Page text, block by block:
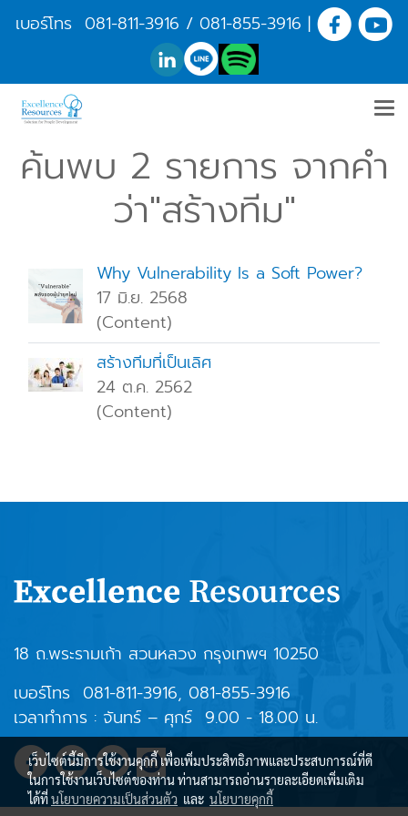
เบอร์โทร 081-811-3916 / 081-855-3916 |
ค้นพบ 2 รายการ จากคำ
ว่า"สร้างทีม"
Why Vulnerability Is a Soft Power?
17 มิ.ย. 2568
(Content)
สร้างทีมที่เป็นเลิศ
24 ต.ค. 2562
(Content)
18 ถ.พระรามเก้า สวนหลวง กรุงเทพฯ 10250
เบอร์โทร 081-811-3916, 081-855-3916
เวลาทำการ : จันทร์ – ศุกร์ 9.00 - 18.00 น.
เว็บไซต์นี้มีการใช้งานคุกกี้ เพื่อเพิ่มประสิทธิภาพและประสบการณ์ที่ดี
ในการใช้งานเว็บไซต์ของท่าน ท่านสามารถอ่านรายละเอียดเพิ่มเติม
ได้ที่นโยบายความเป็นส่วนตัว และ นโยบายคุกกี้